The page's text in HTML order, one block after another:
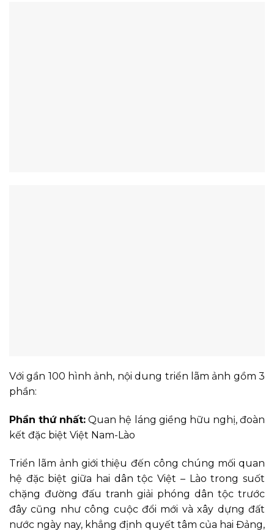
Với gần 100 hình ảnh, nội dung triển lãm ảnh gồm 3
phần:
Phần thứ nhất: Quan hệ láng giềng hữu nghị, đoàn
kết đặc biệt Việt Nam-Lào
Triển lãm ảnh giới thiệu đến công chúng mối quan
hệ đặc biệt giữa hai dân tộc Việt – Lào trong suốt
chặng đường đấu tranh giải phóng dân tộc trước
đây cũng như công cuộc đổi mới và xây dựng đất
nước ngày nay, khẳng định quyết tâm của hai Đảng,